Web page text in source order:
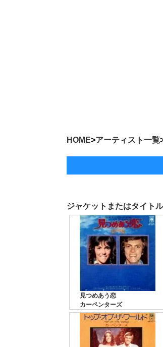
HOME>アーティスト一覧
ジャケットまたはタイト
見つめあう恋
カーペンターズ